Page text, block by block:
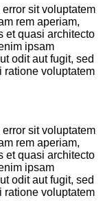
sit voluptatem
rem aperiam,
et quasi architecto
ipsam
odit aut fugit, sed
ratione voluptatem
sit voluptatem
rem aperiam,
et quasi architecto
ipsam
odit aut fugit, sed
ratione voluptatem